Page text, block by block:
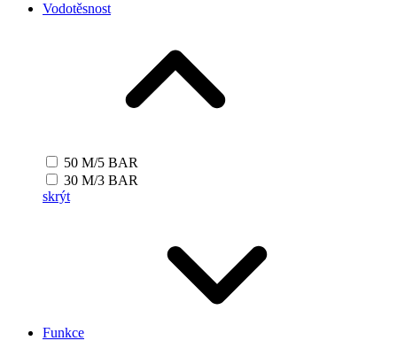
Vodotěsnost
50 M/5 BAR
30 M/3 BAR
skrýt
Funkce